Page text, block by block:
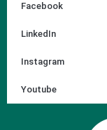
Facebook
LinkedIn
Instagram
Youtube